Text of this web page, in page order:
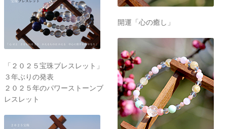
「２０２５宝珠ブレスレット」
３年ぶりの発表
２０２５年のパワーストーンブ
レスレット
開運「心の癒し」